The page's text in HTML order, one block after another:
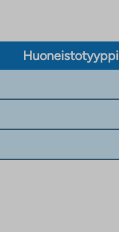
Huoneistotyyppi